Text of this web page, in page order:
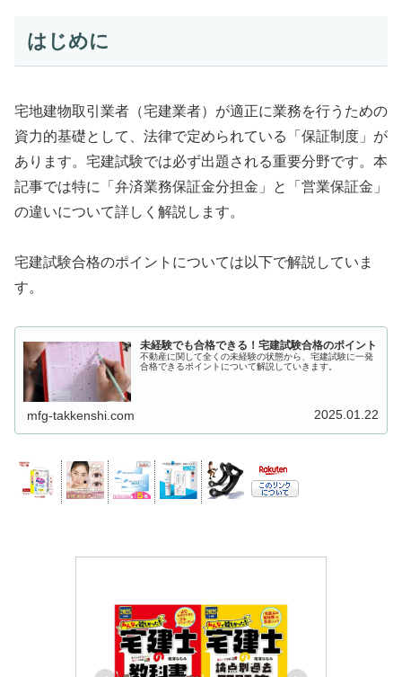
はじめに
宅地建物取引業者（宅建業者）が適正に業務を行うための
資力的基礎として、法律で定められている「保証制度」が
あります。宅建試験では必ず出題される重要分野です。本
記事では特に「弁済業務保証金分担金」と「営業保証金」
の違いについて詳しく解説します。
宅建試験合格のポイントについては以下で解説していま
す。
未経験でも合格できる！宅建試験合格のポイント
不動産に関して全くの未経験の状態から、宅建試験に一発
合格できるポイントについて解説していきます。
mfg-takkenshi.com 2025.01.22